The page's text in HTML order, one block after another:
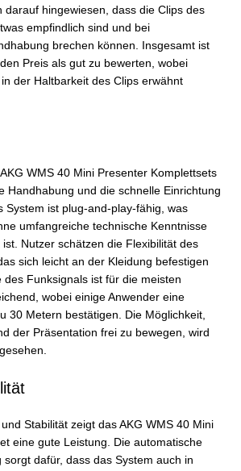
darauf hingewiesen, dass die Clips des
empfindlich sind und bei
brechen können. Insgesamt ist
Preis als gut zu bewerten, wobei
der Haltbarkeit des Clips erwähnt
WMS 40 Mini Presenter Komplettsets
Handhabung und die schnelle Einrichtung
System ist plug-and-play-fähig, was
umfangreiche technische Kenntnisse
Nutzer schätzen die Flexibilität des
sich leicht an der Kleidung befestigen
des Funksignals ist für die meisten
wobei einige Anwender eine
30 Metern bestätigen. Die Möglichkeit,
der Präsentation frei zu bewegen, wird
Stabilität zeigt das AKG WMS 40 Mini
eine gute Leistung. Die automatische
sorgt dafür, dass das System auch in